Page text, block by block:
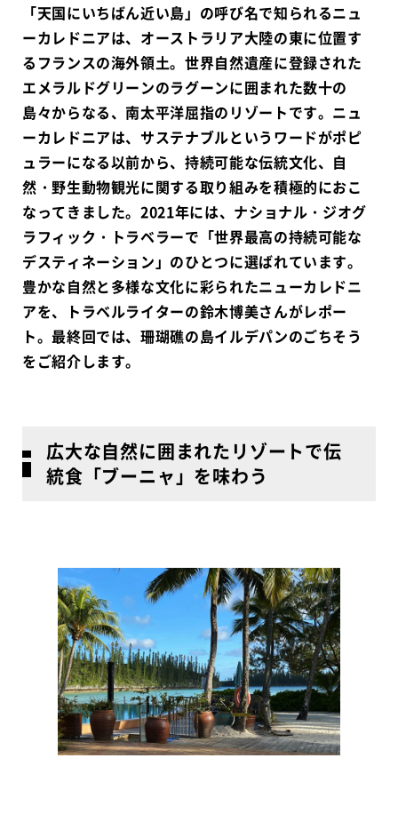
「天国にいちばん近い島」の呼び名で知られるニュ
ーカレドニアは、オーストラリア大陸の東に位置す
るフランスの海外領土。世界自然遺産に登録された
エメラルドグリーンのラグーンに囲まれた数十の
島々からなる、南太平洋屈指のリゾートです。ニュ
ーカレドニアは、サステナブルというワードがポピ
ュラーになる以前から、持続可能な伝統文化、自
然・野生動物観光に関する取り組みを積極的におこ
なってきました。2021年には、ナショナル・ジオグ
ラフィック・トラベラーで「世界最高の持続可能な
デスティネーション」のひとつに選ばれています。
豊かな自然と多様な文化に彩られたニューカレドニ
アを、トラベルライターの鈴木博美さんがレポー
ト。最終回では、珊瑚礁の島イルデパンのごちそう
をご紹介します。
広大な自然に囲まれたリゾートで伝
統食「ブーニャ」を味わう